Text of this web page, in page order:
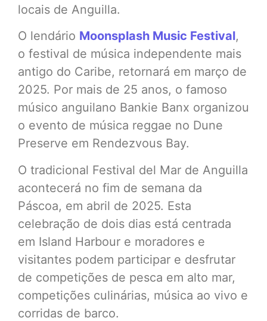
locais de Anguilla.
O lendário Moonsplash Music Festival,
o festival de música independente mais
antigo do Caribe, retornará em março de
2025. Por mais de 25 anos, o famoso
músico anguilano Bankie Banx organizou
o evento de música reggae no Dune
Preserve em Rendezvous Bay.
O tradicional Festival del Mar de Anguilla
acontecerá no fim de semana da
Páscoa, em abril de 2025. Esta
celebração de dois dias está centrada
em Island Harbour e moradores e
visitantes podem participar e desfrutar
de competições de pesca em alto mar,
competições culinárias, música ao vivo e
corridas de barco.